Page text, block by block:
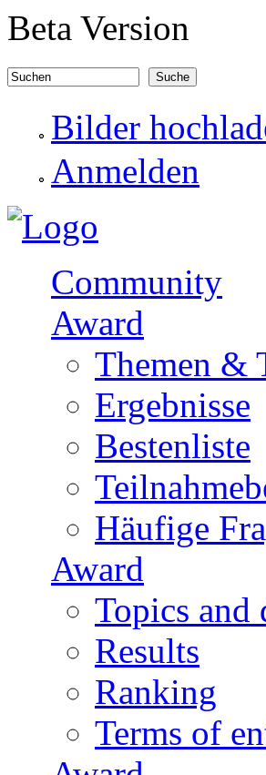
Direkt zum Inhalt
Beta Version
Suchformular
Bilder
Anmelden
Community
Award
Themen &
Ergebnisse
Bestenliste
Häufige
Award
Topics and
Results
Ranking
Terms of